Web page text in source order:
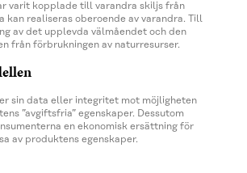
varit kopplade till varandra skiljs från
kan realiseras oberoende av varandra. Till
av det upplevda välmåendet och den
från förbrukningen av naturresurser.
sin data eller integritet mot möjligheten
”avgiftsfria” egenskaper. Dessutom
en ekonomisk ersättning för
av produktens egenskaper.